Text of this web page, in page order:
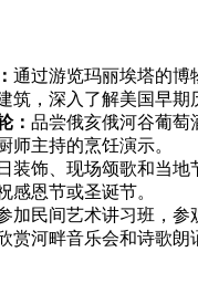
通过游览玛丽埃塔的博
筑，深入了解美国早期
： 品尝俄亥俄河谷葡萄
师主持的烹饪演示。
装饰、现场颂歌和当地
感恩节或圣诞节。
加民间艺术讲习班，参
赏河畔音乐会和诗歌朗